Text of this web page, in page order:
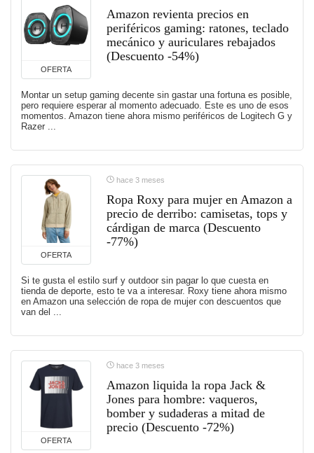
OFERTA
Amazon revienta precios en
periféricos gaming: ratones, teclado
mecánico y auriculares rebajados
(Descuento -54%)
Montar un setup gaming decente sin gastar una fortuna es posible,
pero requiere esperar al momento adecuado. Este es uno de esos
momentos. Amazon tiene ahora mismo periféricos de Logitech G y
Razer ...
OFERTA
hace 3 meses
Ropa Roxy para mujer en Amazon a
precio de derribo: camisetas, tops y
cárdigan de marca (Descuento
-77%)
Si te gusta el estilo surf y outdoor sin pagar lo que cuesta en
tienda de deporte, esto te va a interesar. Roxy tiene ahora mismo
en Amazon una selección de ropa de mujer con descuentos que
van del ...
OFERTA
hace 3 meses
Amazon liquida la ropa Jack &
Jones para hombre: vaqueros,
bomber y sudaderas a mitad de
precio (Descuento -72%)